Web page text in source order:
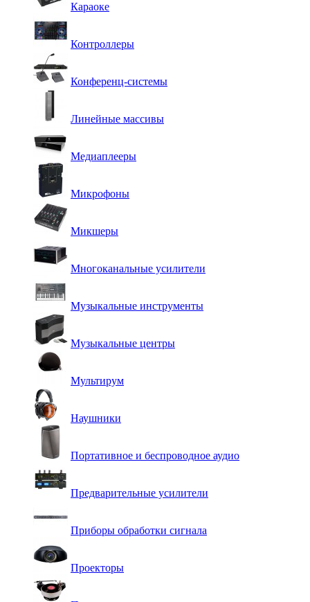
Караоке
Контроллеры
Конференц-системы
Линейные массивы
Медиаплееры
Микрофоны
Микшеры
Многоканальные усилители
Музыкальные инструменты
Музыкальные центры
Мультирум
Наушники
Портативное и беспроводное аудио
Предварительные усилители
Приборы обработки сигнала
Проекторы